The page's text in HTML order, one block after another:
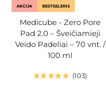
AKCIJA BESTSELERIS
Medicube - Zero Pore
Pad 2.0 – Šveičiamieji
Veido Padeliai – 70 vnt. /
100 ml
103